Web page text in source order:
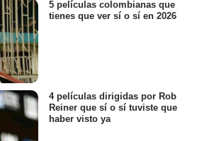
5 películas colombianas que
tienes que ver sí o sí en 2026
4 películas dirigidas por Rob
Reiner que sí o sí tuviste que
haber visto ya